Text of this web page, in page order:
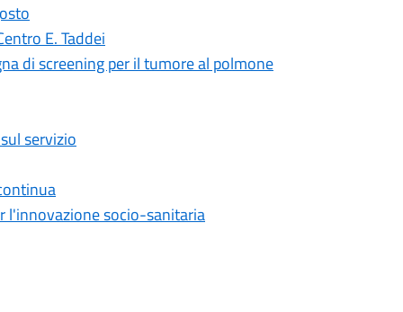
E. Taddei
di screening per il tumore al polmone
servizio
l'innovazione socio-sanitaria